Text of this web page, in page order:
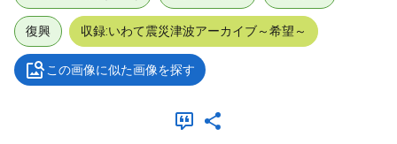
復興 収録:いわて震災津波アーカイブ～希望～
この画像に似た画像を探す